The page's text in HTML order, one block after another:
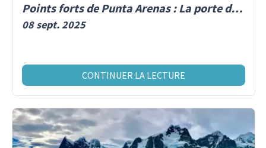
Points forts de Punta Arenas : La porte d’entrée de l’Antarctique
08 sept. 2025
CONTINUER LA LECTURE